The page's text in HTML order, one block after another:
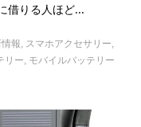
借りる人ほど...
報, スマホアクセサリー,
リー, モバイルバッテリー